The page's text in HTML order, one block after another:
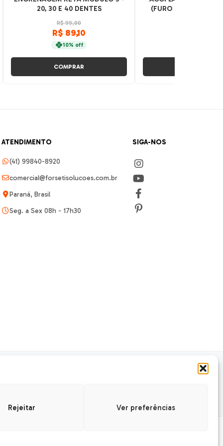
Rejeitar Ver preferências
20, 30 E 40 DENTES
R$ 99,00
R$ 89,10
10% off
COMPRAR
(FURO 37X37MM) –
ATENDIMENTO
(41) 99840-8920
comercial@forsetisolucoes.com.br
Paraná, Brasil
Seg. a Sex 08h - 17h30
SIGA-NOS